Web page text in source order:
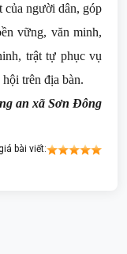
của người dân, góp
vững, văn minh,
trật tự phục vụ
trên địa bàn.
an xã Sơn Đông
bài viết: